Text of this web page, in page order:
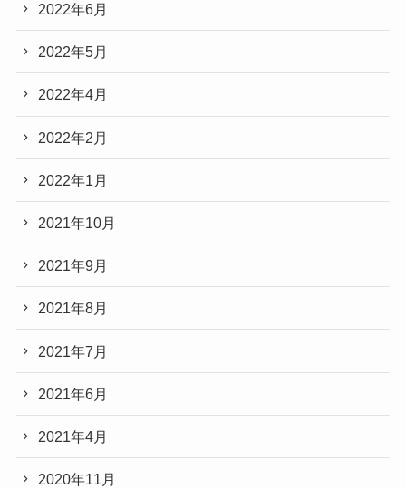
2022年6月
2022年5月
2022年4月
2022年2月
2022年1月
2021年10月
2021年9月
2021年8月
2021年7月
2021年6月
2021年4月
2020年11月